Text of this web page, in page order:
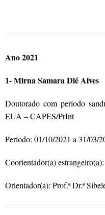
Ano 2021
1- Mirna Samara Dié Alves
Doutorado com período
EUA – CAPES/PrInt
Período: 01/10/2021 a 31/03/
Coorientador(a)
Orientador(a): Prof.ª Dr.ª